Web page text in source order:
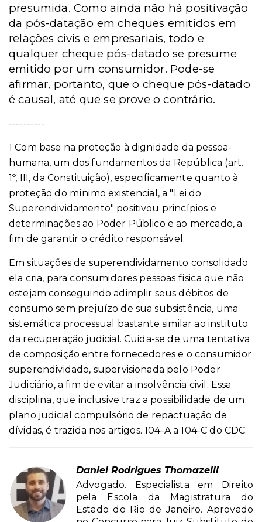
presumida. Como ainda não há positivação
da pós-datação em cheques emitidos em
relações civis e empresariais, todo e
qualquer cheque pós-datado se presume
emitido por um consumidor. Pode-se
afirmar, portanto, que o cheque pós-datado
é causal, até que se prove o contrário.
----------
1 Com base na proteção à dignidade da pessoa-
humana, um dos fundamentos da República (art.
1º, III, da Constituição), especificamente quanto à
proteção do mínimo existencial, a "Lei do
Superendividamento" positivou princípios e
determinações ao Poder Público e ao mercado, a
fim de garantir o crédito responsável.
Em situações de superendividamento consolidado
ela cria, para consumidores pessoas física que não
estejam conseguindo adimplir seus débitos de
consumo sem prejuízo de sua subsistência, uma
sistemática processual bastante similar ao instituto
da recuperação judicial. Cuida-se de uma tentativa
de composição entre fornecedores e o consumidor
superendividado, supervisionada pelo Poder
Judiciário, a fim de evitar a insolvência civil. Essa
disciplina, que inclusive traz a possibilidade de um
plano judicial compulsório de repactuação de
dívidas, é trazida nos artigos. 104-A a 104-C do CDC.
Daniel Rodrigues Thomazelli
Advogado. Especialista em Direito
pela Escola da Magistratura do
Estado do Rio de Janeiro. Aprovado